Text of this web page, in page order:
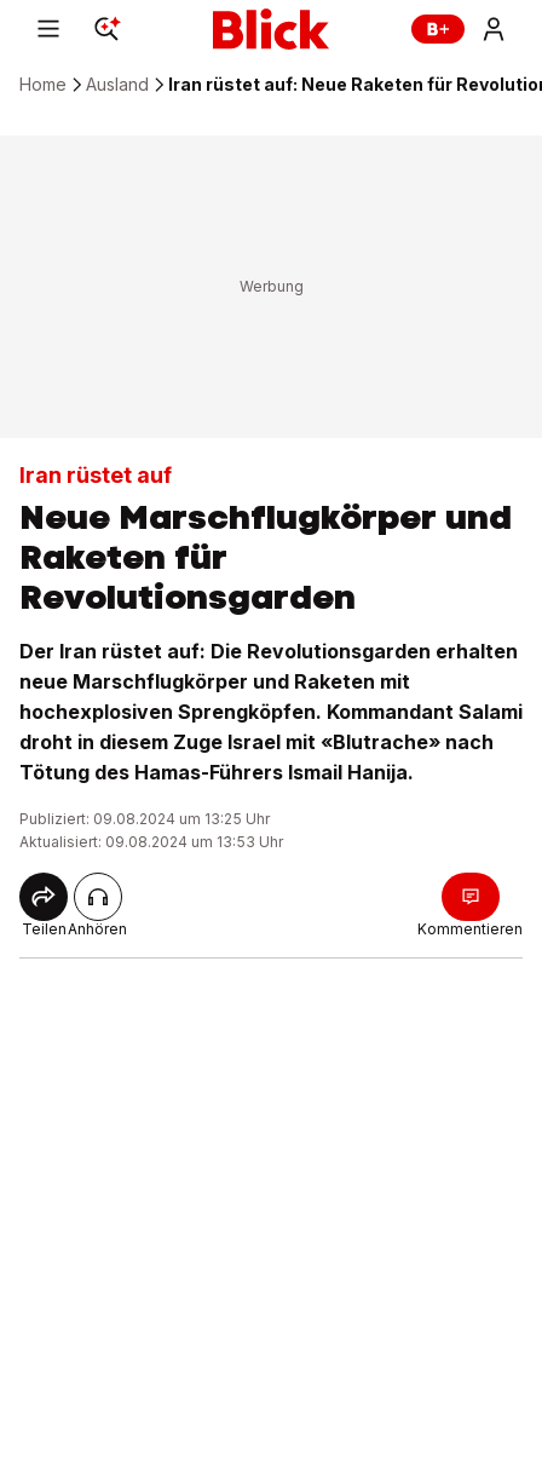
Home Ausland Iran rüstet auf: Neue Raketen für
Iran rüstet auf
Neue Marschflugkörper und
Raketen für
Revolutionsgarden
Der Iran rüstet auf: Die Revolutionsgarden erhalten
neue Marschflugkörper und Raketen mit
hochexplosiven Sprengköpfen. Kommandant Salami
droht in diesem Zuge Israel mit «Blutrache» nach
Tötung des Hamas-Führers Ismail Hanija.
Publiziert: 09.08.2024 um 13:25 Uhr
Aktualisiert: 09.08.2024 um 13:53 Uhr
TeilenAnhören Kommentieren